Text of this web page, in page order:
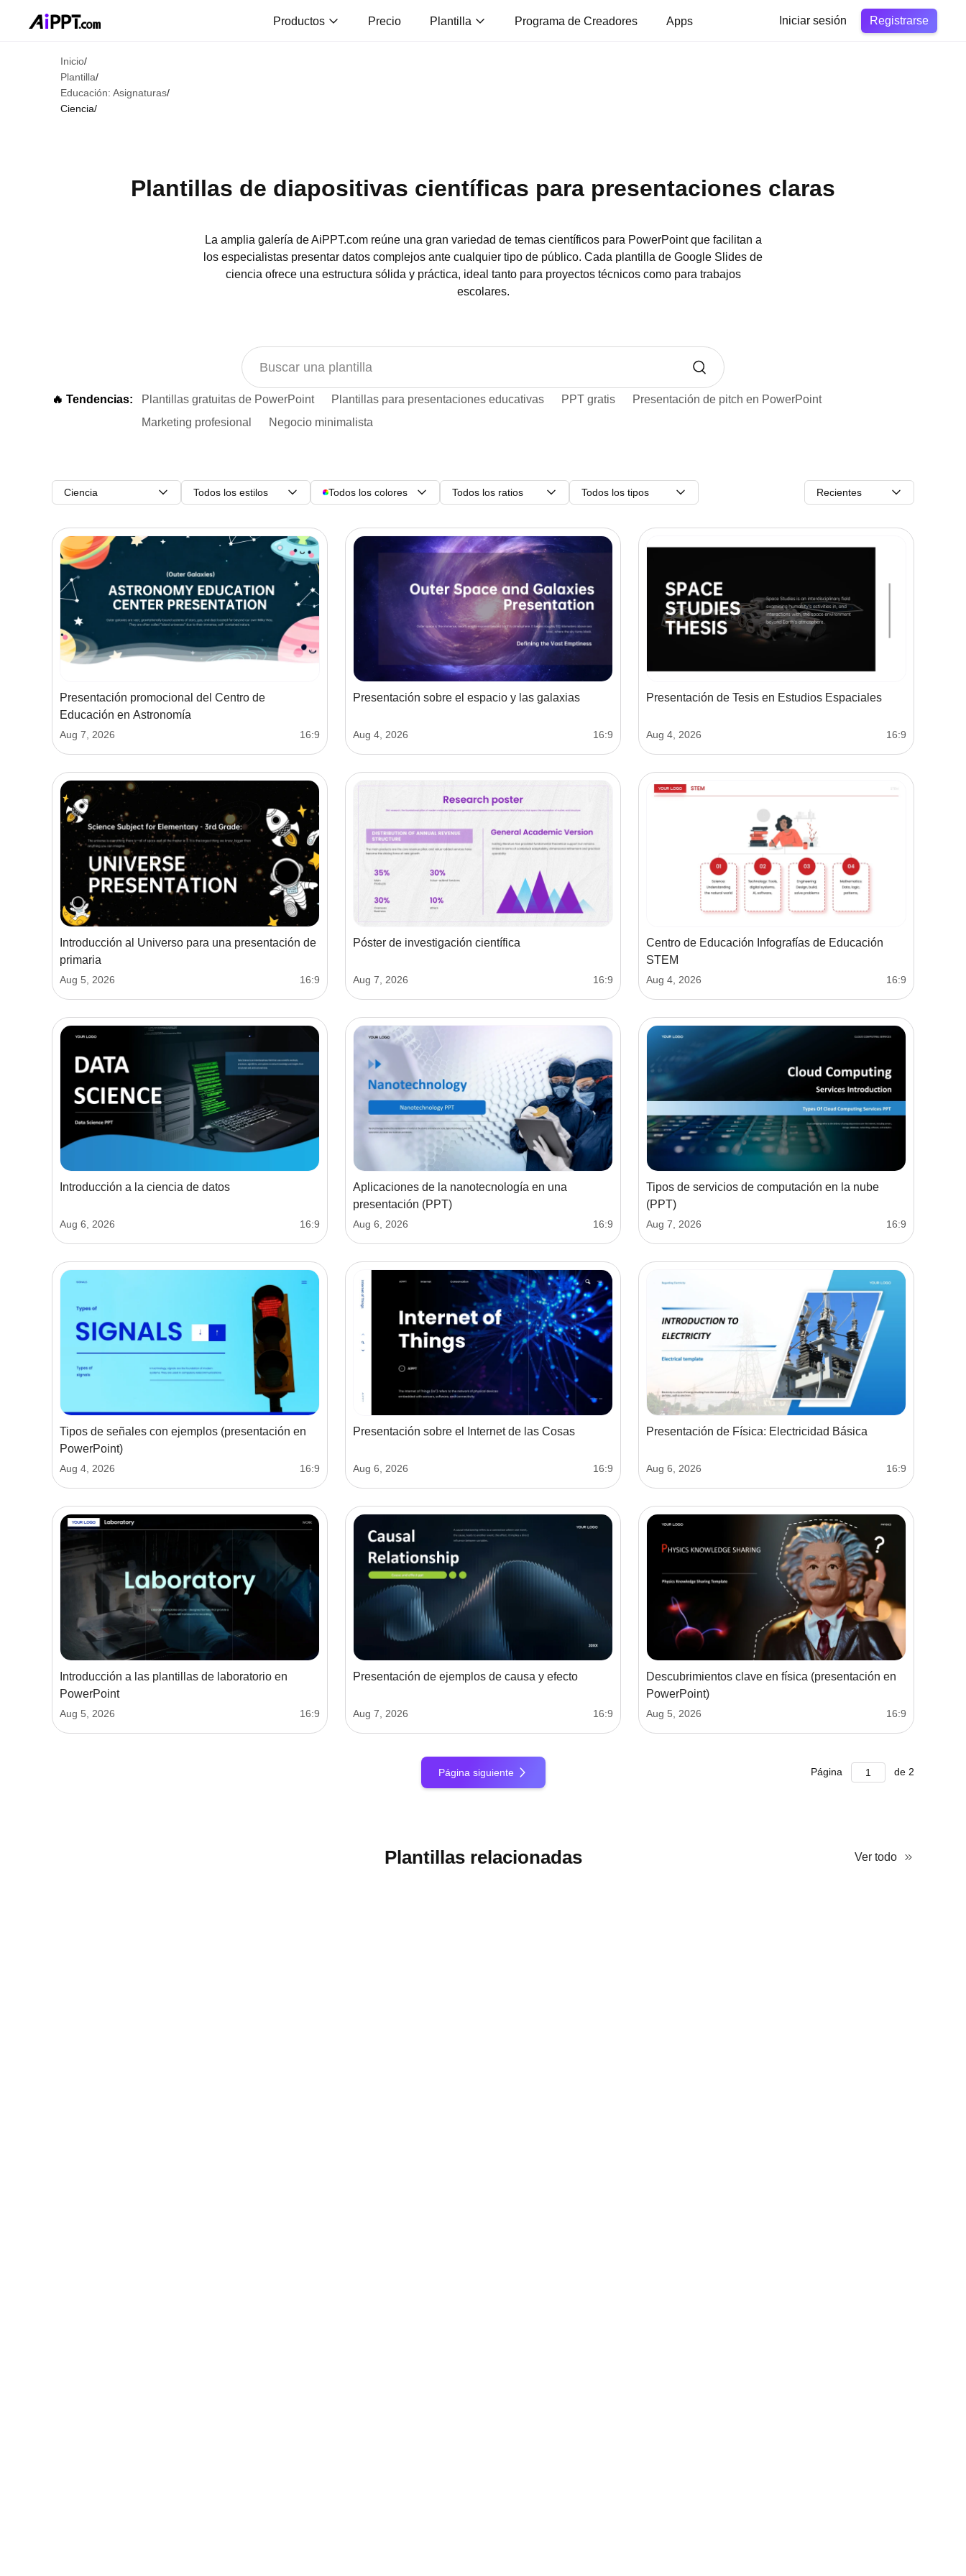
Productos Precio Plantilla Programa de Creadores Apps Iniciar sesión Registrarse
Inicio/
Plantilla/
Educación: Asignaturas/
Ciencia/
Plantillas de diapositivas científicas para presentaciones claras
La amplia galería de AiPPT.com reúne una gran variedad de temas científicos para PowerPoint que facilitan a
los especialistas presentar datos complejos ante cualquier tipo de público. Cada plantilla de Google Slides de
ciencia ofrece una estructura sólida y práctica, ideal tanto para proyectos técnicos como para trabajos
escolares.
🔥 Tendencias: Plantillas gratuitas de PowerPoint Plantillas para presentaciones educativas PPT gratis
Presentación de pitch en PowerPoint
Marketing profesional
Negocio minimalista
Ciencia Todos los estilos Todos los colores Todos los ratios Todos los tipos Recientes
Presentación promocional del Centro de
Educación en Astronomía
Aug 7, 2026 16:9
Presentación sobre el espacio y las galaxias
Aug 4, 2026 16:9
Presentación de Tesis en Estudios Espaciales
Aug 4, 2026 16:9
Introducción al Universo para una presentación de
primaria
Aug 5, 2026 16:9
Póster de investigación científica
Aug 7, 2026 16:9
Centro de Educación Infografías de Educación
STEM
Aug 4, 2026 16:9
Introducción a la ciencia de datos
Aug 6, 2026 16:9
Aplicaciones de la nanotecnología en una
presentación (PPT)
Aug 6, 2026 16:9
Tipos de servicios de computación en la nube
(PPT)
Aug 7, 2026 16:9
Tipos de señales con ejemplos (presentación en
PowerPoint)
Aug 4, 2026 16:9
Presentación sobre el Internet de las Cosas
Aug 6, 2026 16:9
Presentación de Física: Electricidad Básica
Aug 6, 2026 16:9
Introducción a las plantillas de laboratorio en
PowerPoint
Aug 5, 2026 16:9
Presentación de ejemplos de causa y efecto
Aug 7, 2026 16:9
Descubrimientos clave en física (presentación en
PowerPoint)
Aug 5, 2026 16:9
Página siguiente Página de 2
Plantillas relacionadas Ver todo